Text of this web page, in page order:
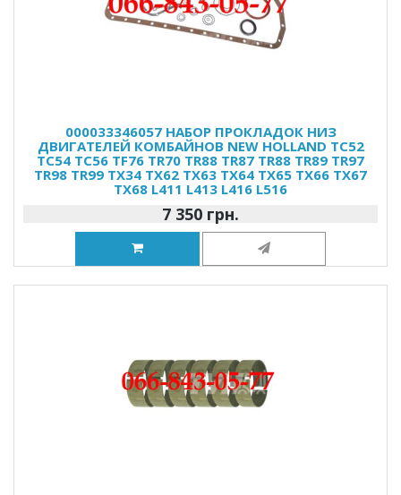
000033346057 НАБОР ПРОКЛАДОК НИЗ
ДВИГАТЕЛЕЙ КОМБАЙНОВ NEW HOLLAND TC52
TC54 TC56 TF76 TR70 TR88 TR87 TR88 TR89 TR97
TR98 TR99 TX34 TX62 TX63 TX64 TX65 TX66 TX67
TX68 L411 L413 L416 L516
7 350 грн.